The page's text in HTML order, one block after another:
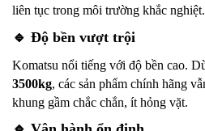
liên tục trong môi trường khắc nghiệt.
🔹 Độ bền vượt trội
Komatsu nổi tiếng với độ bền cao.
3500kg, các sản phẩm chính hãng
khung gầm chắc chắn, ít hỏng vặt.